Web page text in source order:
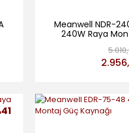
Meanwell NDR-
240W Raya